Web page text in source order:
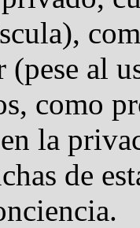
al
como
la
de